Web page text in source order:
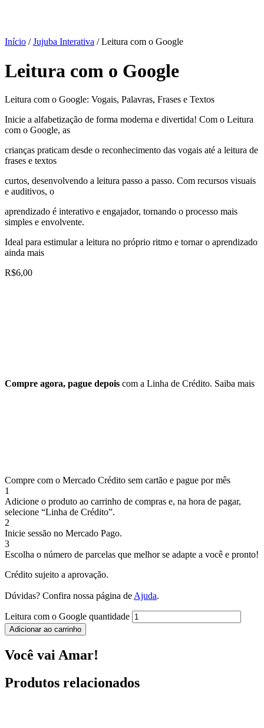
Início /Jujuba Interativa / Leitura com o Google
Leitura com o Google
Leitura com o Google: Vogais, Palavras, Frases e Textos
Inicie a alfabetização de forma moderna e divertida! Com o Leitura
com o Google, as
crianças praticam desde o reconhecimento das vogais até a leitura de
frases e textos
curtos, desenvolvendo a leitura passo a passo. Com recursos visuais
e auditivos, o
aprendizado é interativo e engajador, tornando o processo mais
simples e envolvente.
Ideal para estimular a leitura no próprio ritmo e tornar o aprendizado
ainda mais
R$6,00
Compre agora, pague depois com a Linha de Crédito. Saiba mais
Compre com o Mercado Crédito sem cartão e pague por mês
1
Adicione o produto ao carrinho de compras e, na hora de pagar,
selecione “Linha de Crédito”.
2
Inicie sessão no Mercado Pago.
3
Escolha o número de parcelas que melhor se adapte a você e pronto!
Crédito sujeito a aprovação.
Dúvidas? Confira nossa página de Ajuda.
Leitura com o Google quantidade
Adicionar ao carrinho
Você vai Amar!
Produtos relacionados